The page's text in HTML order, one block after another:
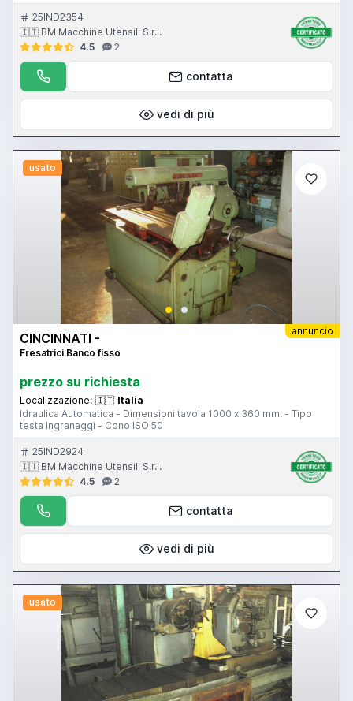
25IND2354
🇮🇹 BM Macchine Utensili S.r.l.
4.5
2
contatta
vedi di più
usato
annuncio
CINCINNATI -
Fresatrici Banco fisso
prezzo su richiesta
Localizzazione: 🇮🇹 Italia
Idraulica Automatica - Dimensioni tavola 1000 x 360 mm. - Tipo
testa Ingranaggi - Cono ISO 50
25IND2924
🇮🇹 BM Macchine Utensili S.r.l.
4.5
2
contatta
vedi di più
usato